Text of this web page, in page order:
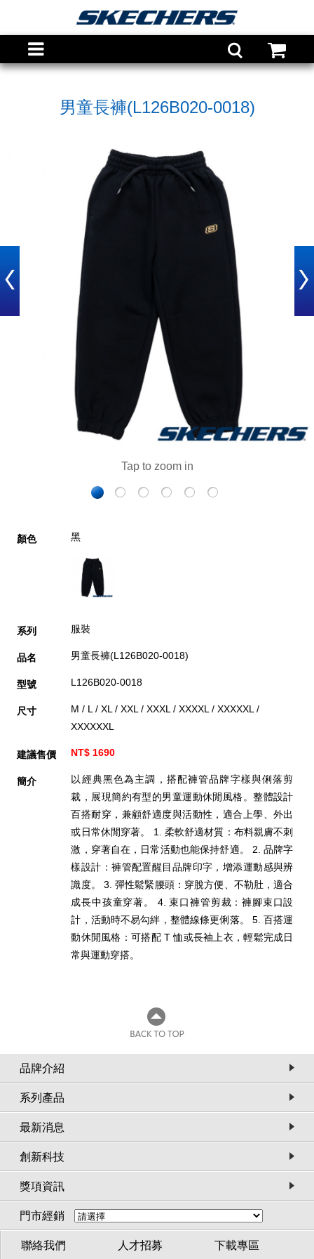
男童長褲(L126B020-0018)
顏色 黑
系列 服裝
品名 男童長褲(L126B020-0018)
型號 L126B020-0018
尺寸
M / L / XL / XXL / XXXL / XXXXL / XXXXXL /
XXXXXXL
建議售價 NT$ 1690
簡介
以經典黑色為主調，搭配褲管品牌字樣與俐落剪
裁，展現簡約有型的男童運動休閒風格。整體設計
百搭耐穿，兼顧舒適度與活動性，適合上學、外出
或日常休閒穿著。 1. 柔軟舒適材質：布料親膚不刺
激，穿著自在，日常活動也能保持舒適。 2. 品牌字
樣設計：褲管配置醒目品牌印字，增添運動感與辨
識度。 3. 彈性鬆緊腰頭：穿脫方便、不勒肚，適合
成長中孩童穿著。 4. 束口褲管剪裁：褲腳束口設
計，活動時不易勾絆，整體線條更俐落。 5. 百搭運
動休閒風格：可搭配 T 恤或長袖上衣，輕鬆完成日
常與運動穿搭。
品牌介紹
系列產品
最新消息
創新科技
獎項資訊
門市經銷
聯絡我們 人才招募 下載專區